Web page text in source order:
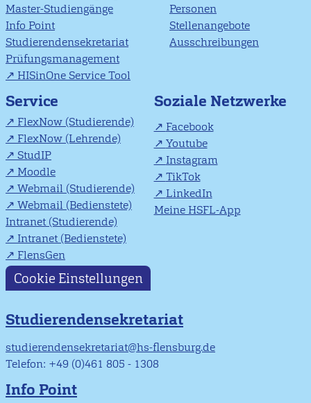
Master-Studiengänge
Info Point
Studierendensekretariat
Prüfungsmanagement
HISinOne Service Tool
Personen
Stellenangebote
Ausschreibungen
Service
FlexNow (Studierende)
FlexNow (Lehrende)
StudIP
Moodle
Webmail (Studierende)
Webmail (Bedienstete)
Intranet (Studierende)
Intranet (Bedienstete)
FlensGen
Soziale Netzwerke
Facebook
Youtube
Instagram
TikTok
LinkedIn
Meine HSFL-App
Cookie Einstellungen
Studierendensekretariat
studierendensekretariat@hs-flensburg.de
Telefon: +49 (0)461 805 - 1308
Info Point